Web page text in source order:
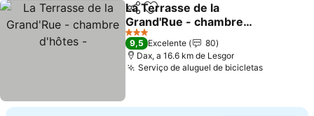
PartilharAdicionar aos favoritos
La Terrasse de la
Grand'Rue - chambre
d'hôtes -
Ver preços
3 Estrelas
9,5 Excelente
80
Dax, a 16.6 km de Lesgor
Serviço de aluguel de bicicletasVer